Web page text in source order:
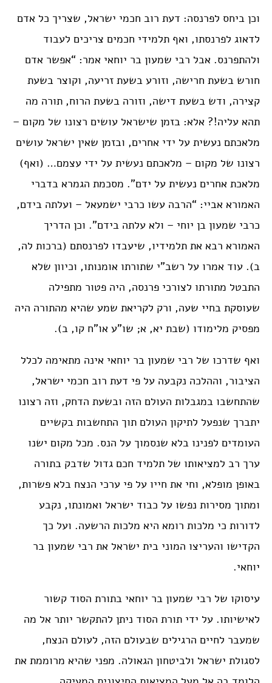
וכן ביחס לפרנסה: דעת רוב חכמי ישראל, שצריך כל אדם
לדאוג לפרנסתו, ואף תלמידי חכמים צריכים לעבוד
ולהתפרנס. אבל רבי שמעון בר יוחאי אמר: “אפשר אדם
חורש בשעת חרישה, וזורע בשעת זריעה, וקוצר בשעת
קצירה, ודש בשעת דישה, וזורה בשעת הרוח, תורה מה
תהא עליה!? אלא: בזמן שישראל עושים רצונו של מקום –
מלאכתם נעשית על ידי אחרים, ובזמן שאין ישראל עושים
רצונו של מקום – מלאכתם נעשית על ידי עצמם… (ואף)
מלאכת אחרים נעשית על ידם”. מסכמת הגמרא בדברי
האמורא אביי: “הרבה עשו כרבי ישמעאל – ועלתה בידם,
כרבי שמעון בן יוחי – ולא עלתה בידם”. וכן הדריך
האמורא רבא את תלמידיו, שיעבדו לפרנסתם (ברכות לה,
ב). עוד אמרו על רשב”י שתורתו אומנותו, וכיוון שלא
התבטל מתורתו לצורכי פרנסה, היה פטור מתפילה
שעוסקת בחיי שעה, ורק לקריאת שמע שהיא מהתורה היה
מפסיק מלימודו (שבת יא, א; שו”ע או”ח קו, ב).
ואף שדרכו של רבי שמעון בר יוחאי אינה מתאימה לכלל
הציבור, וההלכה נקבעה על פי דעת רוב חכמי ישראל,
שהתחשבו במגבלות העולם הזה ובשעת הדחק, וזה רצונו
יתברך שנפעל לתיקון העולם תוך התחשבות בקשיים
העומדים לפנינו בלא שנסמוך על הנס. מכל מקום ישנו
ערך רב למציאותו של תלמיד חכם גדול שדבק בתורה
באופן מופלא, וחי את חייו על פי ערכי הנצח בלא פשרות,
ומתוך מסירות נפשו על כבוד ישראל ואמונתו, נקבע
לדורות כי מלכות רומא היא מלכות הרשעה. ועל כך
הקדישו והעריצו המוני בית ישראל את רבי שמעון בר
יוחאי.
עיסוקו של רבי שמעון בר יוחאי בתורת הסוד קשור
לאישיותו. על ידי תורת הסוד ניתן להתקשר יותר אל מה
שמעבר לחיים הרגילים שבעולם הזה, לעולם הנצח,
לסגולת ישראל ולביטחון הגאולה. מפני שהיא מרוממת את